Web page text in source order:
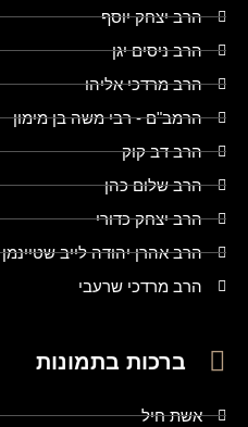
הרב יצחק יוסף
הרב ניסים יגן
הרב מרדכי אליהו
הרמב"ם - רבי משה בן מימון
הרב דב קוק
הרב שלום כהן
הרב יצחק כדורי
הרב אהרן יהודה לייב שטיינמן
הרב מרדכי שרעבי
ברכות בתמונות
אשת חיל